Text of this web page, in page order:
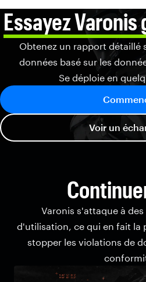
Essayez
Obtenez un rapport détaillé
données basé sur les
Se déploie en
Voir un
Varonis s'attaque à
d'utilisation, ce qui en fait la
stopper les violations de